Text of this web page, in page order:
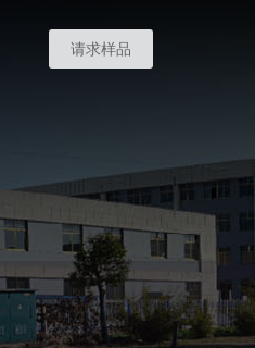
请求样品